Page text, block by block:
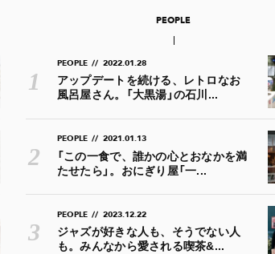
PEOPLE
PEOPLE // 2022.01.28
アップデートを続ける、レトロなお
風呂屋さん。「大黒湯」の石川...
PEOPLE // 2021.01.13
「この一食で、誰かの心とおなかを満
たせたら」。おにぎり屋「一...
PEOPLE // 2023.12.22
ジャズが好きな人も、そうでない人
も。みんなから愛される喫茶&...